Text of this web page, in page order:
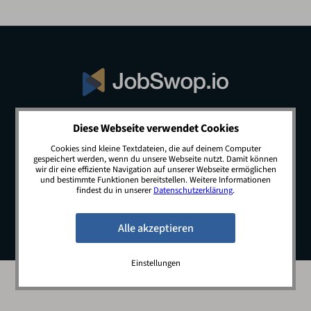
© 2026 JobSwop.io · All rights reserved.
Blog Jobs Newsletter
Kontakt
Preise
Impressum Datenschutz
Diese Webseite verwendet Cookies
Cookies sind kleine Textdateien, die auf deinem Computer
gespeichert werden, wenn du unsere Webseite nutzt. Damit können
wir dir eine effiziente Navigation auf unserer Webseite ermöglichen
und bestimmte Funktionen bereitstellen. Weitere Informationen
findest du in unsererDatenschutzerklärung.
Einstellungen